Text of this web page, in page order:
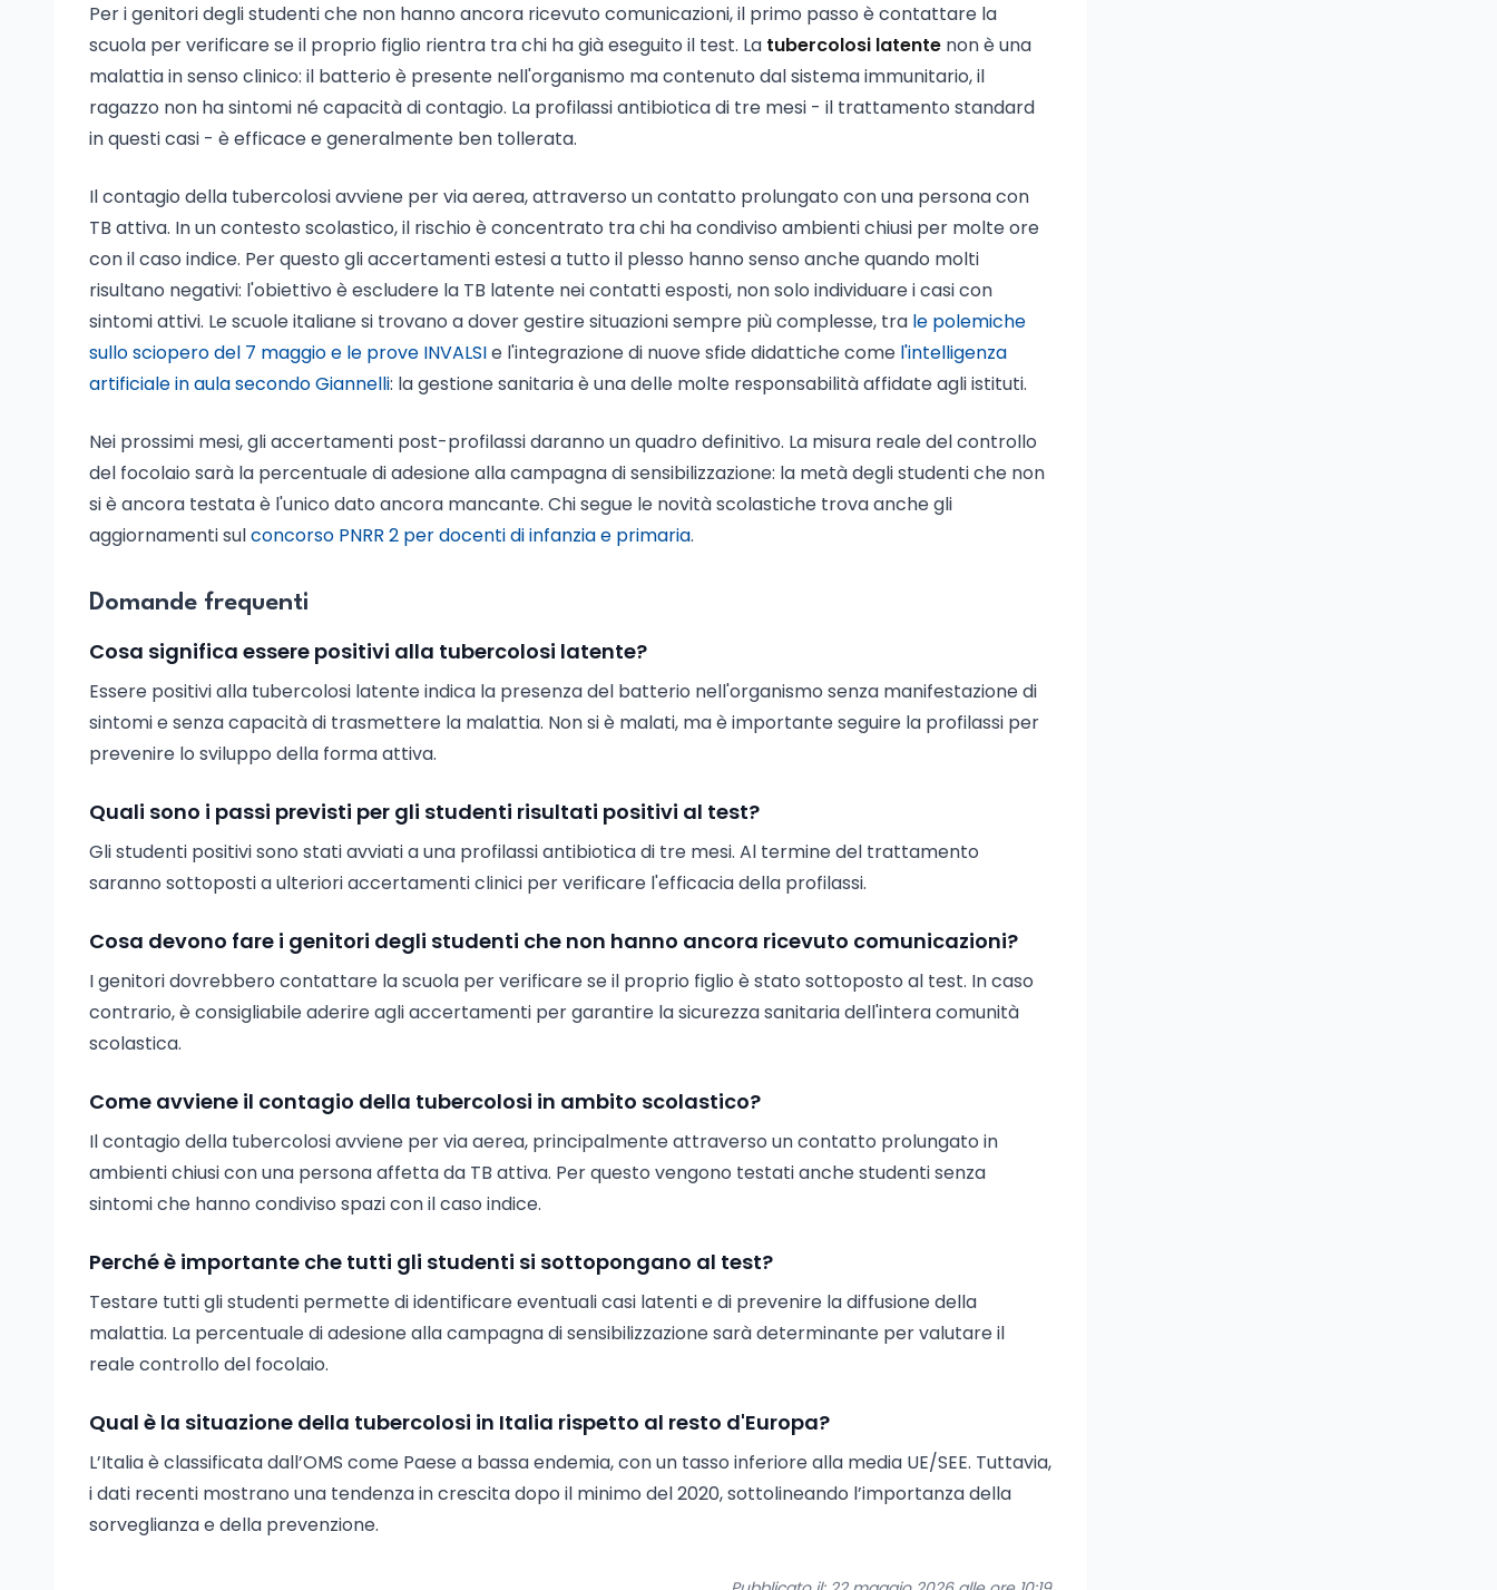
Per i genitori degli studenti che non hanno ancora ricevuto comunicazioni, il primo passo è contattare la
scuola per verificare se il proprio figlio rientra tra chi ha già eseguito il test. La tubercolosi latente non è una
malattia in senso clinico: il batterio è presente nell'organismo ma contenuto dal sistema immunitario, il
ragazzo non ha sintomi né capacità di contagio. La profilassi antibiotica di tre mesi - il trattamento standard
in questi casi - è efficace e generalmente ben tollerata.
Il contagio della tubercolosi avviene per via aerea, attraverso un contatto prolungato con una persona con
TB attiva. In un contesto scolastico, il rischio è concentrato tra chi ha condiviso ambienti chiusi per molte ore
con il caso indice. Per questo gli accertamenti estesi a tutto il plesso hanno senso anche quando molti
risultano negativi: l'obiettivo è escludere la TB latente nei contatti esposti, non solo individuare i casi con
sintomi attivi. Le scuole italiane si trovano a dover gestire situazioni sempre più complesse, tra le polemiche
sullo sciopero del 7 maggio e le prove INVALSIe l'integrazione di nuove sfide didattiche come l'intelligenza
artificiale in aula secondo Giannelli: la gestione sanitaria è una delle molte responsabilità affidate agli istituti.
Nei prossimi mesi, gli accertamenti post-profilassi daranno un quadro definitivo. La misura reale del controllo
del focolaio sarà la percentuale di adesione alla campagna di sensibilizzazione: la metà degli studenti che non
si è ancora testata è l'unico dato ancora mancante. Chi segue le novità scolastiche trova anche gli
aggiornamenti sulconcorso PNRR 2 per docenti di infanzia e primaria.
Domande frequenti
Cosa significa essere positivi alla tubercolosi latente?
Essere positivi alla tubercolosi latente indica la presenza del batterio nell'organismo senza manifestazione di
sintomi e senza capacità di trasmettere la malattia. Non si è malati, ma è importante seguire la profilassi per
prevenire lo sviluppo della forma attiva.
Quali sono i passi previsti per gli studenti risultati positivi al test?
Gli studenti positivi sono stati avviati a una profilassi antibiotica di tre mesi. Al termine del trattamento
saranno sottoposti a ulteriori accertamenti clinici per verificare l'efficacia della profilassi.
Cosa devono fare i genitori degli studenti che non hanno ancora ricevuto comunicazioni?
I genitori dovrebbero contattare la scuola per verificare se il proprio figlio è stato sottoposto al test. In caso
contrario, è consigliabile aderire agli accertamenti per garantire la sicurezza sanitaria dell'intera comunità
scolastica.
Come avviene il contagio della tubercolosi in ambito scolastico?
Il contagio della tubercolosi avviene per via aerea, principalmente attraverso un contatto prolungato in
ambienti chiusi con una persona affetta da TB attiva. Per questo vengono testati anche studenti senza
sintomi che hanno condiviso spazi con il caso indice.
Perché è importante che tutti gli studenti si sottopongano al test?
Testare tutti gli studenti permette di identificare eventuali casi latenti e di prevenire la diffusione della
malattia. La percentuale di adesione alla campagna di sensibilizzazione sarà determinante per valutare il
reale controllo del focolaio.
Qual è la situazione della tubercolosi in Italia rispetto al resto d'Europa?
L’Italia è classificata dall’OMS come Paese a bassa endemia, con un tasso inferiore alla media UE/SEE. Tuttavia,
i dati recenti mostrano una tendenza in crescita dopo il minimo del 2020, sottolineando l’importanza della
sorveglianza e della prevenzione.